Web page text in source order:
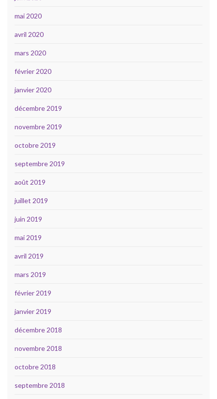
mai 2020
avril 2020
mars 2020
février 2020
janvier 2020
décembre 2019
novembre 2019
octobre 2019
septembre 2019
août 2019
juillet 2019
juin 2019
mai 2019
avril 2019
mars 2019
février 2019
janvier 2019
décembre 2018
novembre 2018
octobre 2018
septembre 2018